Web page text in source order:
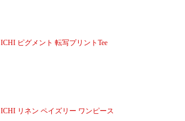
ICHI ピグメント 転写プリントTee
ICHI リネン ペイズリー ワンピース